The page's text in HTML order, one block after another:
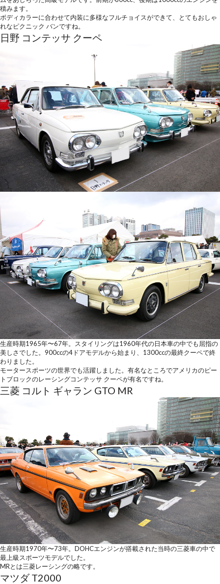
積みます。
ボディカラーに合わせて内装に多様なフルチョイスができて、とてもおしゃ
れなピクニック バンですね。
日野 コンテッサ クーペ
生産時期1965年〜67年。スタイリングは1960年代の日本車の中でも屈指の
美しさでした。900ccの4ドアモデルから始まり、1300ccの最終クーペで終
わりました。
モータースポーツの世界でも活躍しました。有名なところでアメリカのピー
トブロックのレーシングコンテッサ クーペが有名ですね。
三菱 コルト ギャラン GTO MR
生産時期1970年〜73年。DOHCエンジンが搭載された当時の三菱車の中で
最上級スポーツモデルでした。
MRとは三菱レーシングの略です。
マツダ T2000